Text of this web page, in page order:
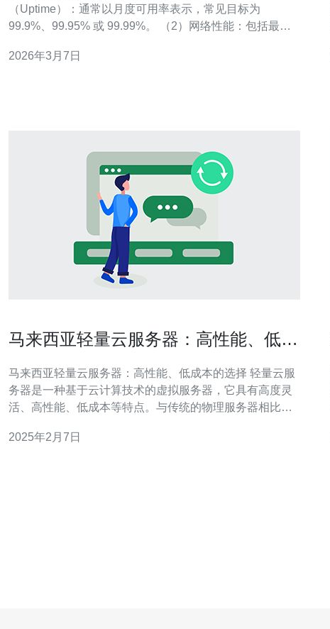
（Uptime）：通常以月度可用率表示，常见目标为
99.9%、99.95% 或 99.99%。 （2）网络性能：包括最大
宽与吞吐：承诺的带宽上行/下行及峰值处理能力（如
2026年3月7日
马来西亚轻量云服务器：高性能、低成
马来西亚轻量云服务器：高性能、低成本的选择 轻量云服
务器是一种基于云计算技术的虚拟服务器，它具有高度灵
活、高性能、低成本等特点。与传统的物理服务器相比，
满足企业或个人的需求。 作为东南亚地区的云计算领军企
2025年2月7日